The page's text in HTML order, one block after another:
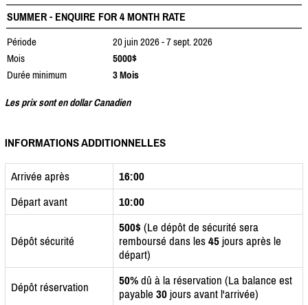
SUMMER - ENQUIRE FOR 4 MONTH RATE
Période
20 juin 2026 - 7 sept. 2026
Mois
5000$
Durée minimum
3 Mois
Les prix sont en dollar Canadien
INFORMATIONS ADDITIONNELLES
Arrivée après
16:00
Départ avant
10:00
Dépôt sécurité
500$ (Le dépôt de sécurité sera
remboursé dans les 45 jours après le
départ)
Dépôt réservation 50% dû à la réservation (La balance est
payable 30 jours avant l'arrivée)